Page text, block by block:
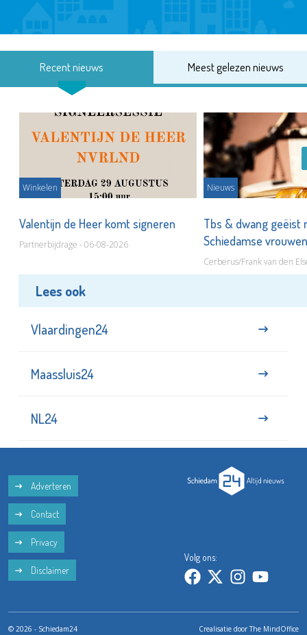
Recent nieuws Meest gelezen nieuws
Winkelen
Valentijn de Heer komt signeren
Partnerbijdrage - 06-08-2026
Nieuws
Tbs & dwang geëist
Schiedamse
Cerberus/Frank van den
Lees ook
Vlaardingen24
Maassluis24
NL24
Adverteren
Contact
Privacy
Disclaimer
Volg ons:
© 2026 - Schiedam24 Crealisatie doorThe MindOffice